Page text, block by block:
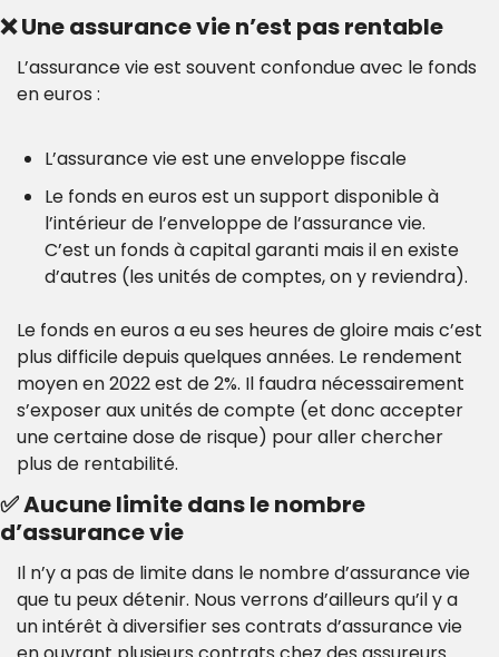
❌ Une assurance vie n’est pas rentable
L’assurance vie est souvent confondue avec le fonds
en euros :
L’assurance vie est une enveloppe fiscale
Le fonds en euros est un support disponible à
l’intérieur de l’enveloppe de l’assurance vie.
C’est un fonds à capital garanti mais il en existe
d’autres (les unités de comptes, on y reviendra).
Le fonds en euros a eu ses heures de gloire mais c’est
plus difficile depuis quelques années. Le rendement
moyen en 2022 est de 2%. Il faudra nécessairement
s’exposer aux unités de compte (et donc accepter
une certaine dose de risque) pour aller chercher
plus de rentabilité.
✅ Aucune limite dans le nombre
d’assurance vie
Il n’y a pas de limite dans le nombre d’assurance vie
que tu peux détenir. Nous verrons d’ailleurs qu’il y a
un intérêt à diversifier ses contrats d’assurance vie